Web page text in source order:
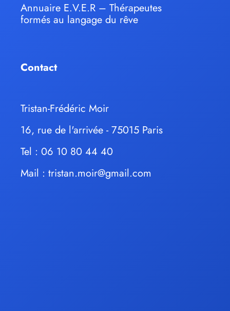
Annuaire E.V.E.R – Thérapeutes
formés au langage du rêve
Contact
Tristan-Frédéric Moir
16, rue de l'arrivée - 75015 Paris
Tel : 06 10 80 44 40
Mail : tristan.moir@gmail.com